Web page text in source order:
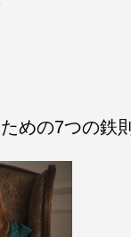
めの7つの鉄